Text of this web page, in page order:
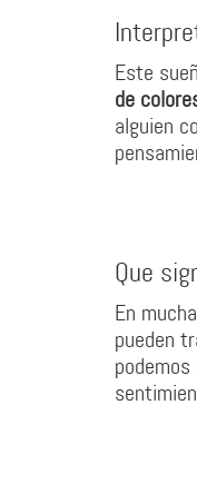
Este
de
alguien
Que
En
pueden